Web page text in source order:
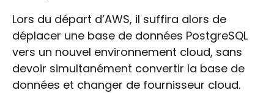
Lors du départ d’AWS, il suffira alors de
déplacer une base de données PostgreSQL
vers un nouvel environnement cloud, sans
devoir simultanément convertir la base de
données et changer de fournisseur cloud.